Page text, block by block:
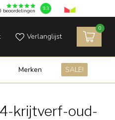
beoordelingen 9.3
Verlanglijst
0
Merken SALE!
krijtverf-oud-